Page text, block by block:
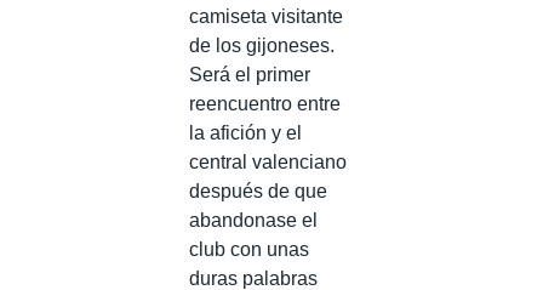
camiseta visitante
de los gijoneses.
Será el primer
reencuentro entre
la afición y el
central valenciano
después de que
abandonase el
club con unas
duras palabras